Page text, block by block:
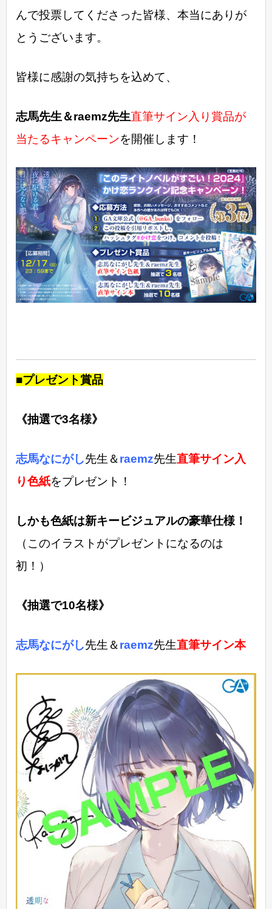
んで投票してくださった皆様、本当にありが
とうございます。
皆様に感謝の気持ちを込めて、
志馬先生＆raemz先生直筆サイン入り賞品が
当たるキャンペーンを開催します！
■プレゼント賞品
《抽選で3名様》
志馬なにがし先生＆raemz先生直筆サイン入
り色紙をプレゼント！
しかも色紙は新キービジュアルの豪華仕様！
（このイラストがプレゼントになるのは
初！）
《抽選で10名様》
志馬なにがし先生＆raemz先生直筆サイン本